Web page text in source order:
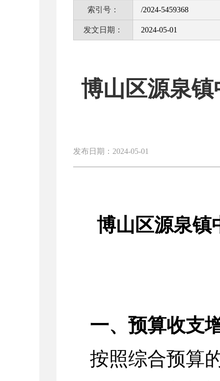
索引号： /2024-5459368
发文日期： 2024-05-01
博山区源泉
发布日期：2024-05-01
博山区源泉镇
一、预算收支
按照综合预算